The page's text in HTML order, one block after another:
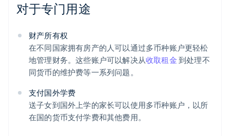
对于专门用途
财产所有权
在不同国家拥有房产的人可以通过多币种账户更轻松
地管理财务。这些账户可以解决从收取租金 到处理不
同货币的维护费等一系列问题。
支付国外学费
送子女到国外上学的家长可以使用多币种账户，以所
在国的货币支付学费和其他费用。